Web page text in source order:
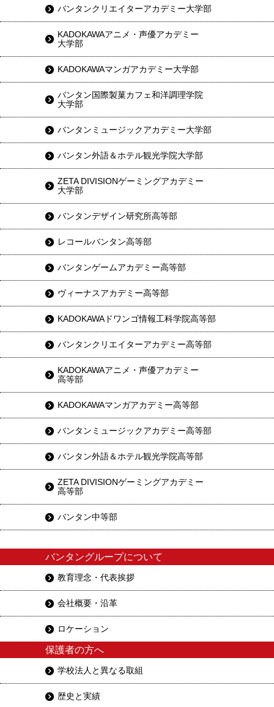
バンタンクリエイターアカデミー大学部
KADOKAWAアニメ・声優アカデミー
大学部
KADOKAWAマンガアカデミー大学部
バンタン国際製菓カフェ和洋調理学院
大学部
バンタンミュージックアカデミー大学部
バンタン外語＆ホテル観光学院大学部
ZETA DIVISIONゲーミングアカデミー
大学部
バンタンデザイン研究所高等部
レコールバンタン高等部
バンタンゲームアカデミー高等部
ヴィーナスアカデミー高等部
KADOKAWAドワンゴ情報工科学院高等部
バンタンクリエイターアカデミー高等部
KADOKAWAアニメ・声優アカデミー
高等部
KADOKAWAマンガアカデミー高等部
バンタンミュージックアカデミー高等部
バンタン外語＆ホテル観光学院高等部
ZETA DIVISIONゲーミングアカデミー
高等部
バンタン中等部
バンタングループについて
教育理念・代表挨拶
会社概要・沿革
ロケーション
保護者の方へ
学校法人と異なる取組
歴史と実績